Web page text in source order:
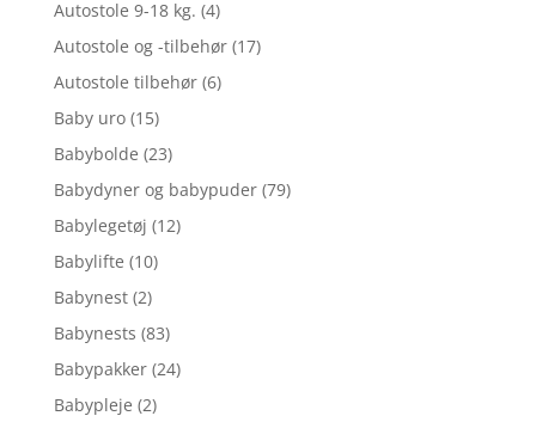
Autostole 9-18 kg. (4)
Autostole og -tilbehør (17)
Autostole tilbehør (6)
Baby uro (15)
Babybolde (23)
Babydyner og babypuder (79)
Babylegetøj (12)
Babylifte (10)
Babynest (2)
Babynests (83)
Babypakker (24)
Babypleje (2)